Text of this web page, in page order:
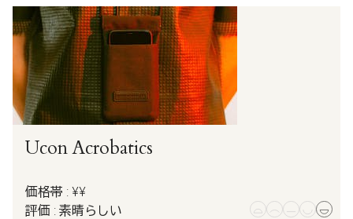
Ucon Acrobatics
価格帯 : ¥¥
評価 : 素晴らしい